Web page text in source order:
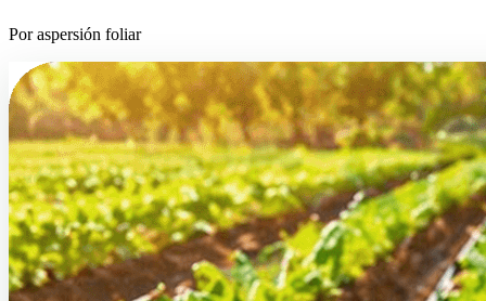
Por aspersión foliar